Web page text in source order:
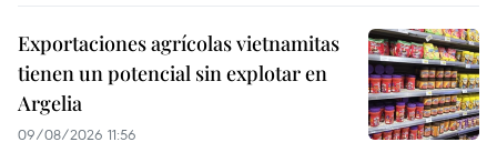
Exportaciones agrícolas vietnamitas
tienen un potencial sin explotar en
Argelia
09/08/2026 11:56